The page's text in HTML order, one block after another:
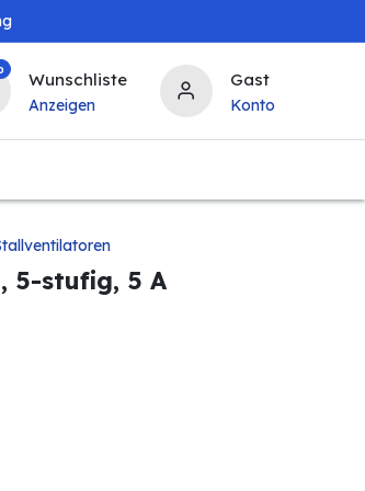
Wunschliste
Anzeigen
Gast
Konto
5-stufig, 5 A